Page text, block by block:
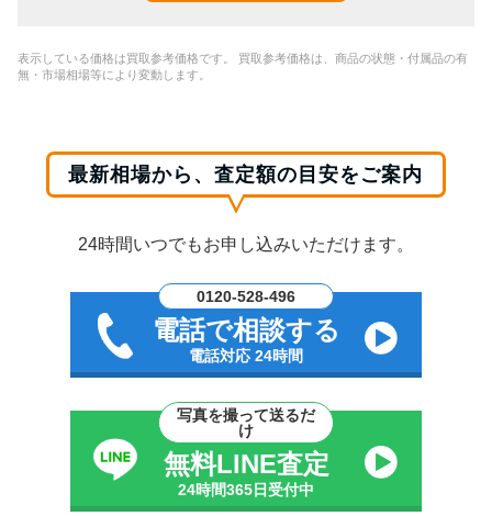
表示している価格は買取参考価格です。 買取参考価格は、商品の状態・付属品の有
無・市場相場等により変動します。
最新相場から、査定額の目安をご案内
24時間いつでもお申し込みいただけます。
0120-528-496
電話で相談する
電話対応 24時間
写真を撮って送るだ
け
無料LINE査定
24時間365日受付中